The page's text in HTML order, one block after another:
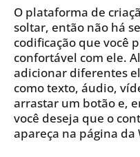
O plataforma de
soltar, então não há
codificação que você
confortável com ele.
adicionar diferentes
como texto, áudio,
arrastar um botão e,
você deseja que o
apareça na página da